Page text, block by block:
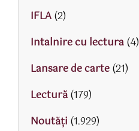
IFLA(2)
Intalnire cu lectura(4)
Lansare de carte(21)
Lectură(179)
Noutăți (1.929)